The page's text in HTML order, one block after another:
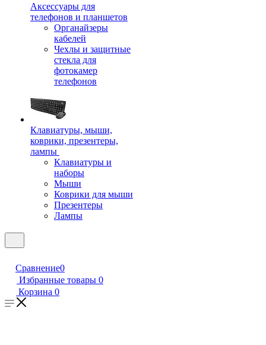
Аксессуары для
телефонов и планшетов
Органайзеры
кабелей
Чехлы и защитные
стекла для
фотокамер
телефонов
Клавиатуры, мыши,
коврики, презентеры,
лампы
Клавиатуры и
наборы
Мыши
Коврики для мыши
Презентеры
Лампы
Сравнение0
Избранные товары 0
Корзина 0